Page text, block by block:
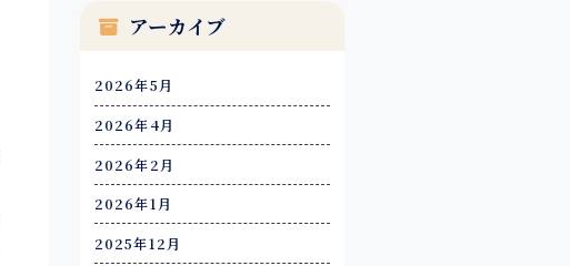
アーカイブ
2026年5月
2026年4月
2026年2月
2026年1月
2025年12月